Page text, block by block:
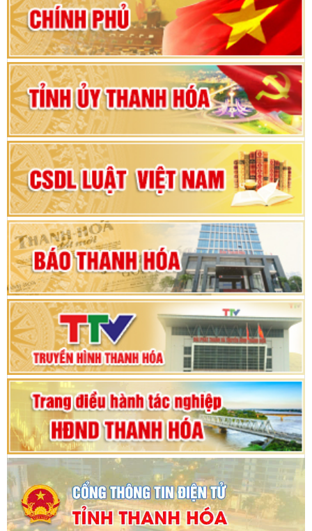
80 năm Quốc hội Việt Nam: vì lợi ích Nhân dân,
vì sự phát triển của đất nước
Bộ Chính trị duyệt nội dung Đại hội đại biểu
Đảng bộ tỉnh Thanh Hóa lần thứ XX, nhiệm kỳ
2025 - 2030
Đại hội đại biểu Đảng bộ xã Yên Thọ lần thứ I,
nhiệm kỳ 2025 – 2030
Đại hội Đảng bộ xã Yên Ninh lần thứ nhất,
nhiệm kỳ 2025 - 2030
Khai mạc Kỳ họp bất thường lần thứ 9, Quốc
hội khóa XV
Phiên thảo luận Kỳ họp thứ 24, HĐND tỉnh
Thanh Hóa khóa XVIII, nhiệm kỳ 2021 - 2026
Bế mạc Kỳ họp thứ hai bốn, Hội đồng nhân dân
tỉnh khoá XVIII